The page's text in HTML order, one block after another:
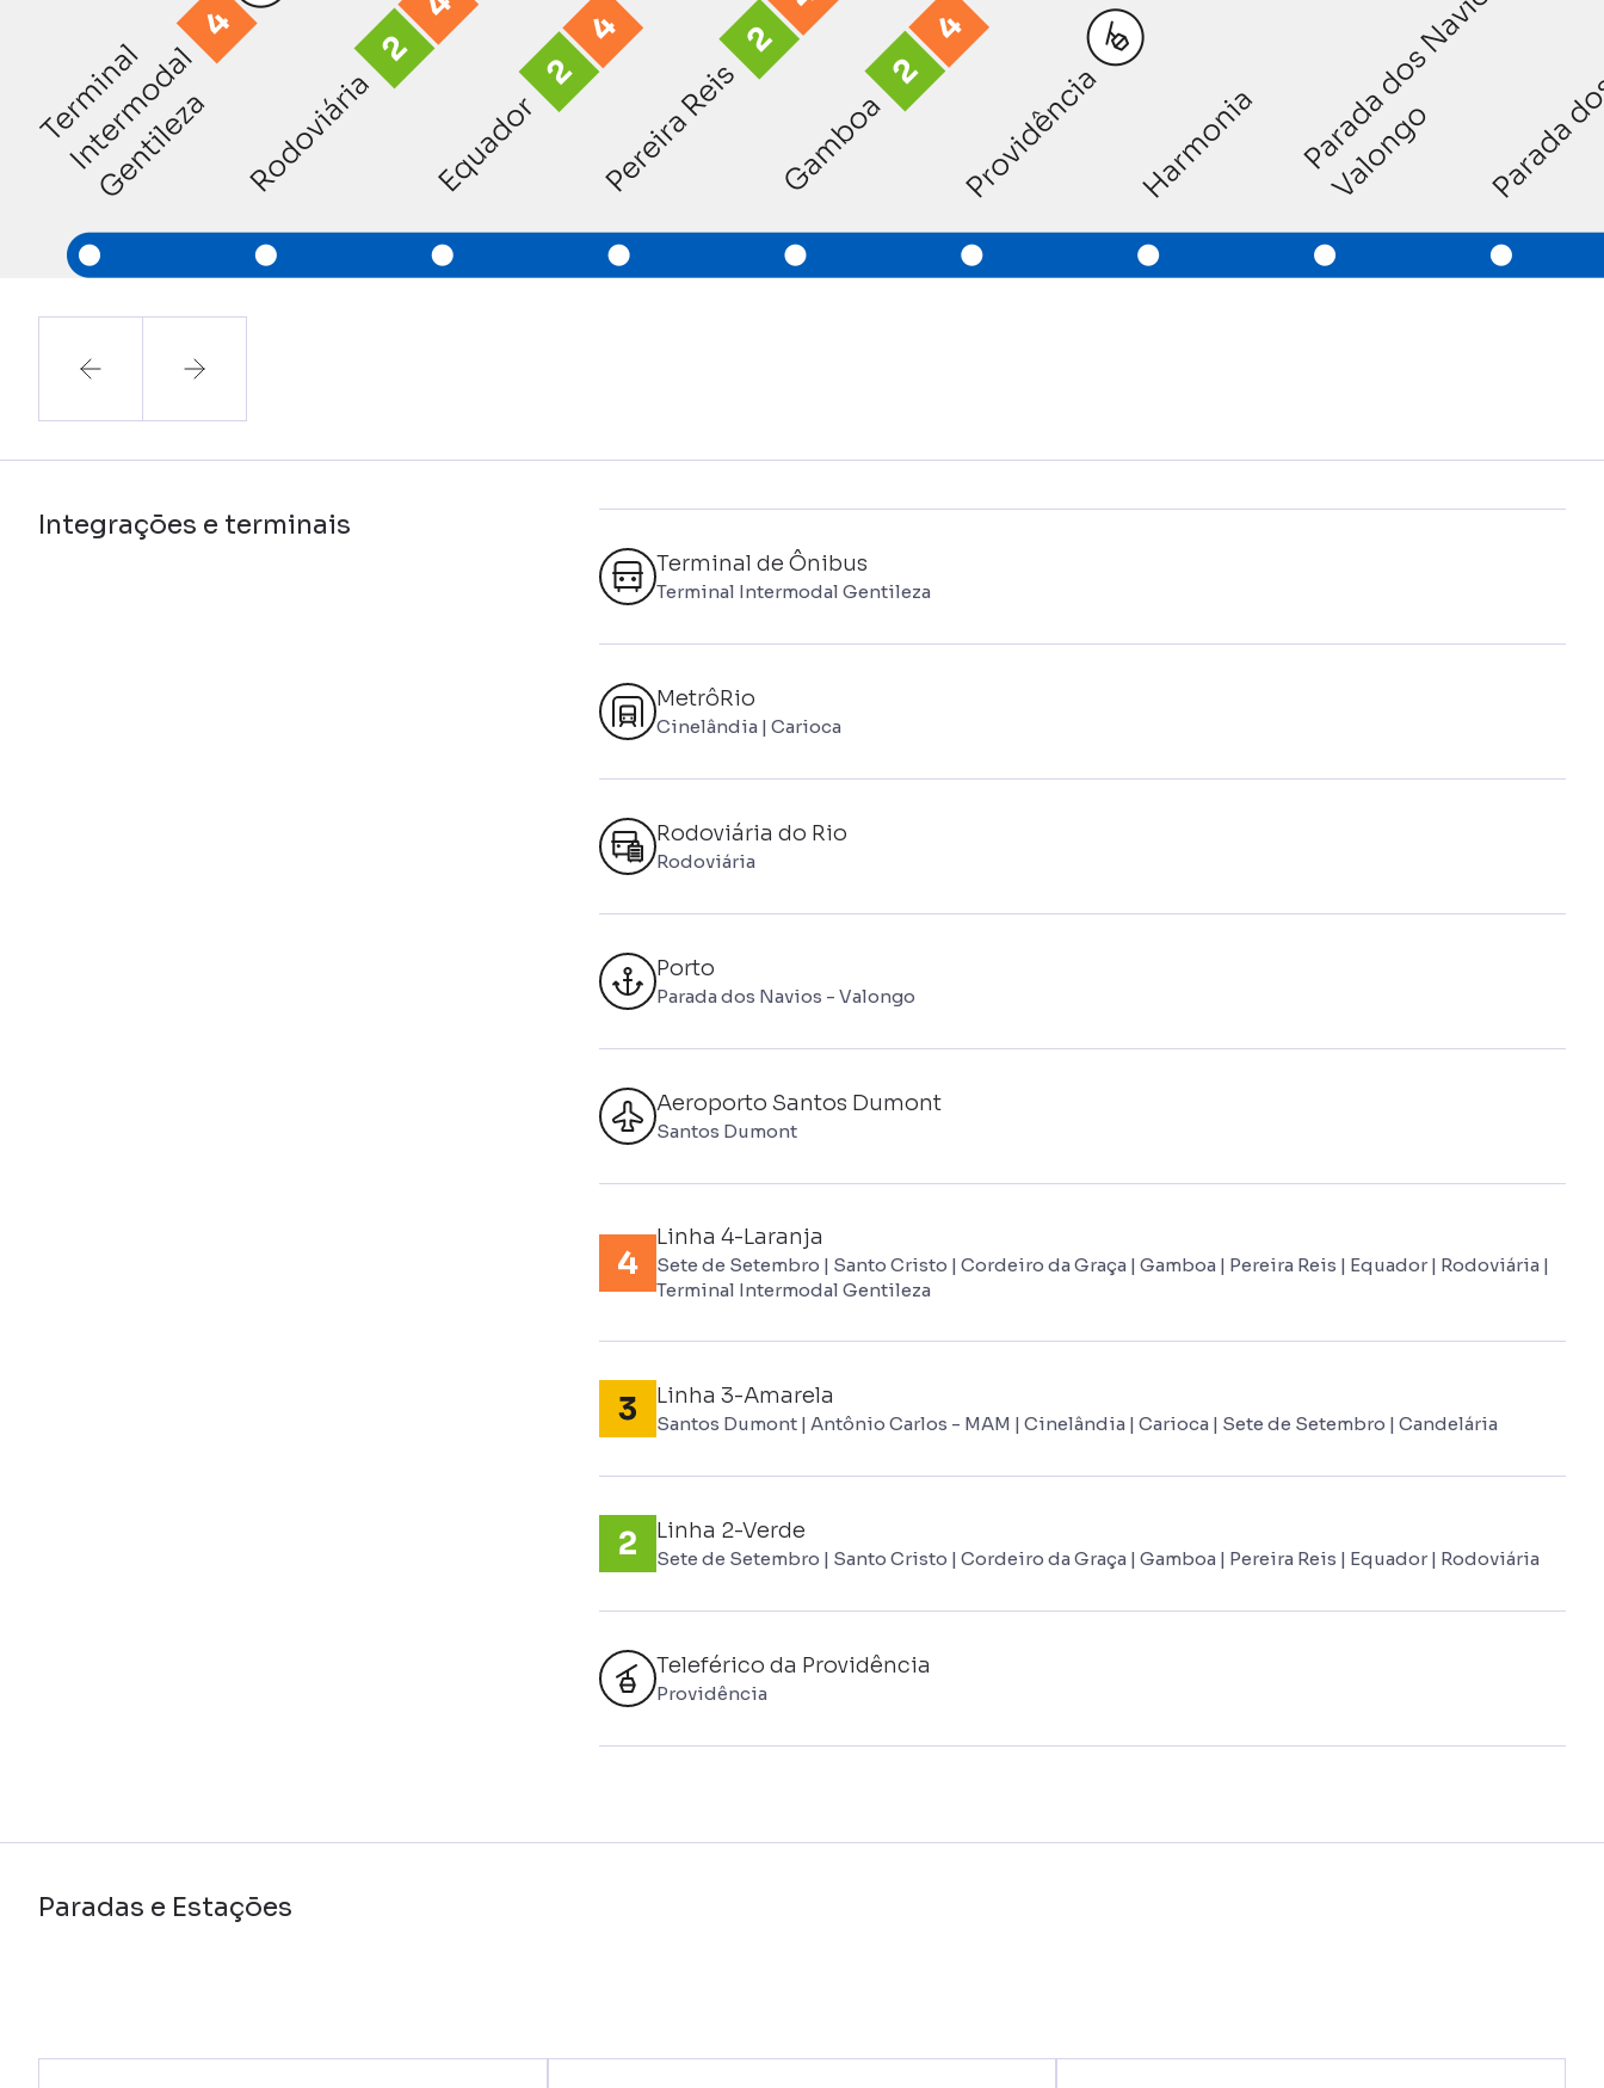
Integrações e terminais
Terminal de Ônibus
Terminal Intermodal Gentileza
MetrôRio
Cinelândia | Carioca
Rodoviária do Rio
Rodoviária
Porto
Parada dos Navios - Valongo
Aeroporto Santos Dumont
Santos Dumont
Linha 4-Laranja
Sete de Setembro | Santo Cristo | Cordeiro da Graça | Gamboa | Pereira Reis | Equador | Rodoviária |
Terminal Intermodal Gentileza
Linha 3-Amarela
Santos Dumont | Antônio Carlos - MAM | Cinelândia | Carioca | Sete de Setembro | Candelária
Linha 2-Verde
Sete de Setembro | Santo Cristo | Cordeiro da Graça | Gamboa | Pereira Reis | Equador | Rodoviária
Teleférico da Providência
Providência
Paradas e Estações